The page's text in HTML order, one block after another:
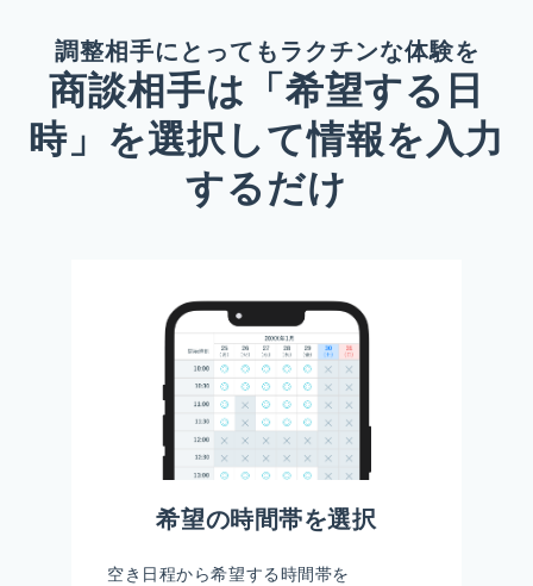
調整相手にとってもラクチンな体験を
商談相手は「希望する日
時」を選択して情報を入力
するだけ
希望の時間帯を選択
空き日程から希望する時間帯を